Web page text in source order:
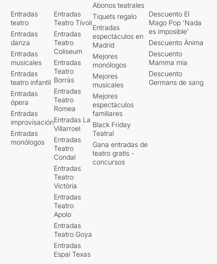
Entradas
teatro
Entradas
danza
Entradas
musicales
Entradas
teatro infantil
Entradas
ópera
Entradas
improvisación
Entradas
monólogos
Entradas
Teatro Tívoli
Entradas
Teatro
Coliseum
Entradas
Teatro
Borrás
Entradas
Teatro
Romea
Entradas La
Villarroel
Entradas
Teatro
Condal
Entradas
Teatro
Victòria
Entradas
Teatro
Apolo
Entradas
Teatro Goya
Entradas
Espai Texas
Abonos teatrales
Tiquets regalo
Entradas
espectáculos en
Madrid
Mejores
monólogos
Mejores
musicales
Mejores
espectáculos
familiares
Black Friday
Teatral
Gana entradas de
teatro gratis -
concursos
Descuento El
Mago Pop 'Nada
es imposible'
Descuento Ànima
Descuento
Mamma mia
Descuento
Germans de sang